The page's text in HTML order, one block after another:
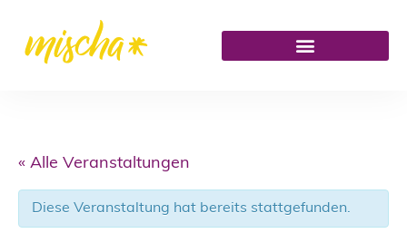
« Alle Veranstaltungen
Diese Veranstaltung hat bereits stattgefunden.